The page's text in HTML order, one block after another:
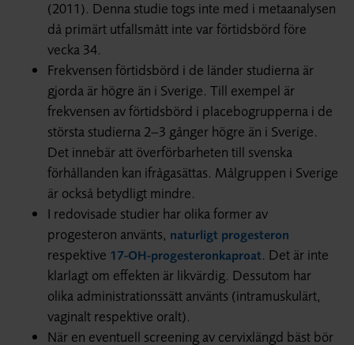
(2011). Denna studie togs inte med i metaanalysen
då primärt utfallsmått inte var förtidsbörd före
vecka 34.
Frekvensen förtidsbörd i de länder studierna är
gjorda är högre än i Sverige. Till exempel är
frekvensen av förtids­börd i placebo­grupperna i de
största studierna 2–3 gånger högre än i Sverige.
Det innebär att överförbarheten till svenska
förhållanden kan ifrågasättas. Målgruppen i Sverige
är också betydligt mindre.
I redovisade studier har olika former av
progesteron använts, naturligt progesteron
respektive 17-OH-progesteronkaproat. Det är inte
klarlagt om effekten är likvärdig. Dessutom har
olika administrations­sätt använts (intramuskulärt,
vaginalt respektive oralt).
När en eventuell screening av cervixlängd bäst bör